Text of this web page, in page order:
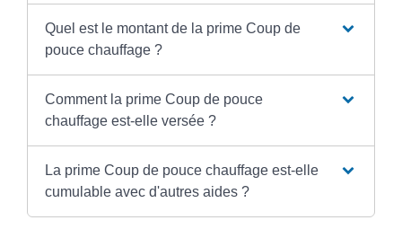
Quel est le montant de la prime Coup de
pouce chauffage ?
Comment la prime Coup de pouce
chauffage est-elle versée ?
La prime Coup de pouce chauffage est-elle
cumulable avec d'autres aides ?